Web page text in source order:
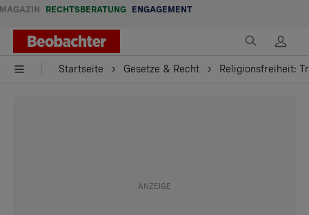
MAGAZIN RECHTSBERATUNG ENGAGEMENT
Startseite Gesetze & Recht Religionsfreiheit: